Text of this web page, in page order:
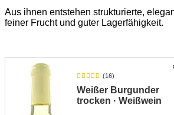
Aus ihnen entstehen strukturierte,
feiner Frucht und guter Lagerfähigkeit.
(16)
Weißer Burgunder
trocken · Weißwein